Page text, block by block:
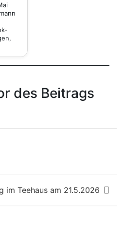
des Beitrags
im Teehaus am 21.5.2026